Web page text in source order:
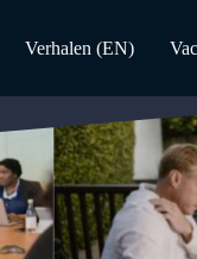
Verhalen (EN)